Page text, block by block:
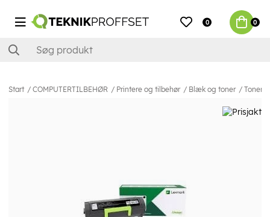
0 0
Start COMPUTERTILBEHØR Printere og tilbehør Blæk og toner Toner